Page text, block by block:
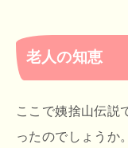
老人の知恵
ここで姨捨山伝説
ったのでしょうか。